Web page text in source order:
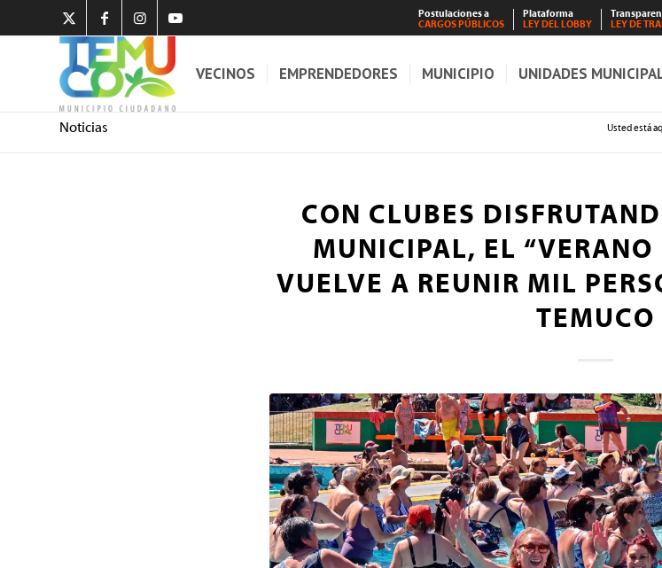
Postulaciones a
CARGOS PÚBLICOS
Plataforma
LEY DEL LOBBY
LEY DE
VECINOS EMPRENDEDORES MUNICIPIO UNIDADES
Noticias Usted está
CON CLUBES
MUNICIPAL, EL
VUELVE A REUNIR MIL
TEMUCO